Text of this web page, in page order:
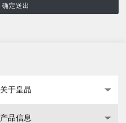
确定送出
关于皇晶
产品信息